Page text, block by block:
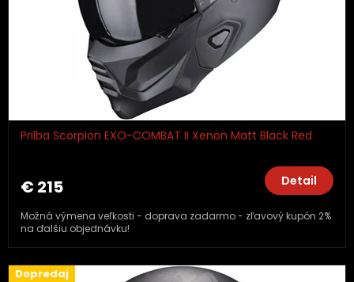
Prilba Scorpion EXO-COMBAT II Xenon Matt Black Red
€ 215 Detail
Možná výmena veľkosti - doprava zadarmo - zľavový kupón 2%
na ďalšiu objednávku!
Dopredaj